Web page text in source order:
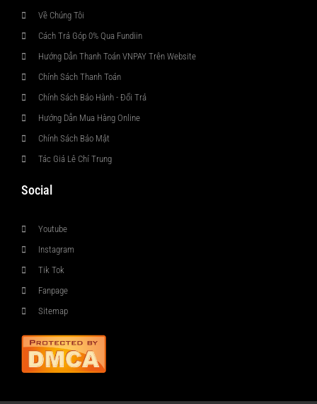
Về Chúng Tôi
Cách Trả Góp 0% Qua Fundiin
Hướng Dẫn Thanh Toán VNPAY Trên Website
Chính Sách Thanh Toán
Chính Sách Bảo Hành - Đổi Trả
Hướng Dẫn Mua Hàng Online
Chính Sách Bảo Mật
Tác Giả Lê Chí Trung
Social
Youtube
Instagram
Tik Tok
Fanpage
Sitemap